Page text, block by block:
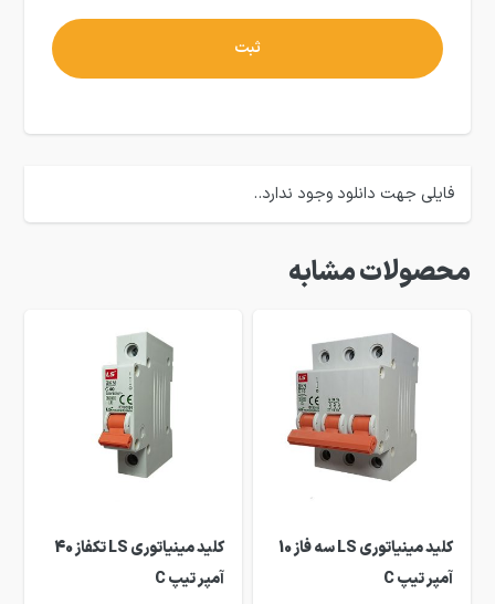
فایلی جهت دانلود وجود ندارد..
محصولات مشابه
کلید مینیاتوری LS سه فاز 10
آمپر تیپ C
کلید مینیاتوری LS تکفاز 40
آمپر تیپ C